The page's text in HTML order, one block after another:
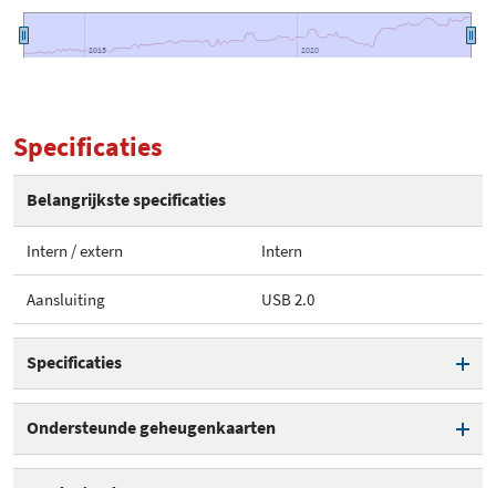
2015
2015 2020
2020
Specificaties
Belangrijkste specificaties
Intern / extern Intern
Aansluiting USB 2.0
Specificaties
Intern formaat 3.5 inch
Ondersteunde geheugenkaarten